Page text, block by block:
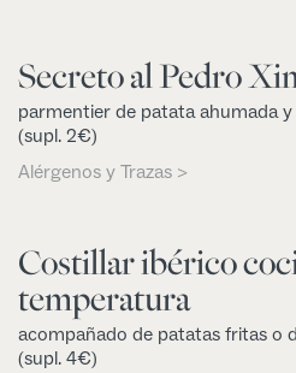
Secreto al Pedro
parmentier de patata ahumada
(supl. 2€)
Alérgenos y Trazas >
Costillar ibérico
temperatura
acompañado de patatas fritas o
(supl. 4€)